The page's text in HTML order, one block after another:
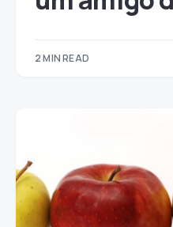
2 MIN READ